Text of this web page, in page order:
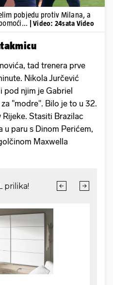
pobjedu protiv Milana, a
| Video: 24sata Video
tad trenera prve
Nikola Jurčević
pod njim je Gabriel
"modre". Bilo je to u 32.
Stasiti Brazilac
u paru s Dinom Perićem,
Maxwella